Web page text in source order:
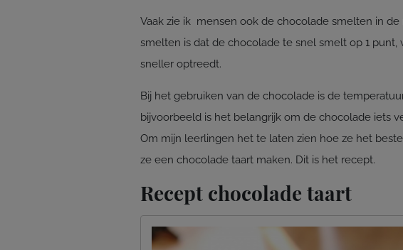
Vaak zie ik mensen ook de chocolade smelten in
smelten is dat de chocolade te snel smelt op 1
sneller optreedt.
Bij het gebruiken van de chocolade is de
bijvoorbeeld is het belangrijk om de chocolade iets
Om mijn leerlingen het te laten zien hoe ze het
ze een chocolade taart maken. Dit is het recept.
Recept chocolade taart